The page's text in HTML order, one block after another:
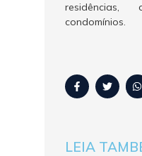
residências,
condomínios.
LEIA